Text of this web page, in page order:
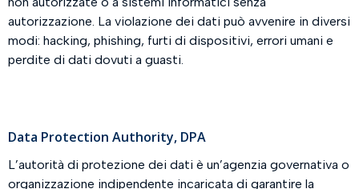
autorizzazione. La violazione dei dati può avvenire in diversi
modi: hacking, phishing, furti di dispositivi, errori umani e
perdite di dati dovuti a guasti.
Data Protection Authority, DPA
L’autorità di protezione dei dati è un’agenzia governativa o
organizzazione indipendente incaricata di garantire la